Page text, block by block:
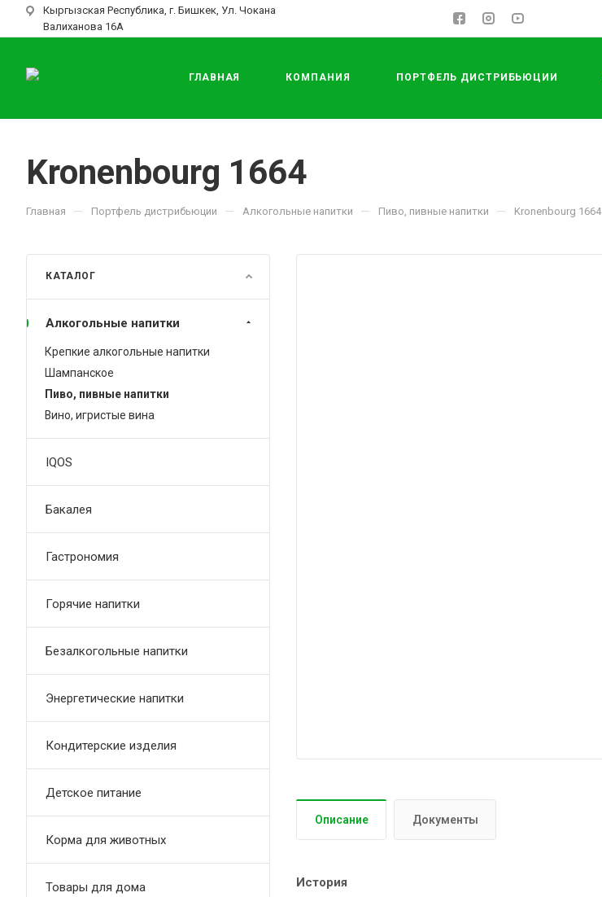
Кыргызская Республика, г. Бишкек, Ул. Чокана
Валиханова 16А
ГЛАВНАЯ КОМПАНИЯ ПОРТФЕЛЬ ДИСТРИБЬЮЦИИ
Kronenbourg 1664
Главная — Портфель дистрибьюции — Алкогольные напитки — Пиво, пивные напитки — Kronenbourg 1664
Описание Документы
История
КАТАЛОГ
Алкогольные напитки
Крепкие алкогольные напитки
Шампанское
Пиво, пивные напитки
Вино, игристые вина
IQOS
Бакалея
Гастрономия
Горячие напитки
Безалкогольные напитки
Энергетические напитки
Кондитерские изделия
Детское питание
Корма для животных
Товары для дома